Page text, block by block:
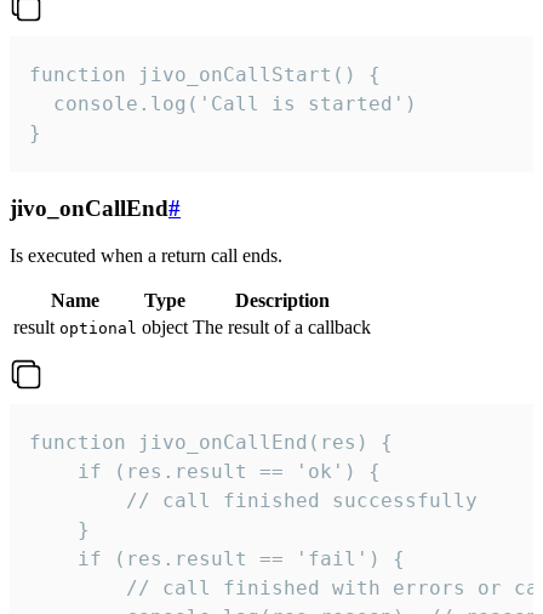
function jivo_onCallStart() {
  console.log('Call is started')
}
jivo_onCallEnd#
Is executed when a return call ends.
Name Type
Description
result optional object The result of a callback
function jivo_onCallEnd(res) {
    if (res.result == 'ok') {
        // call finished successfully
    }
    if (res.result == 'fail') {
// call finished with errors or